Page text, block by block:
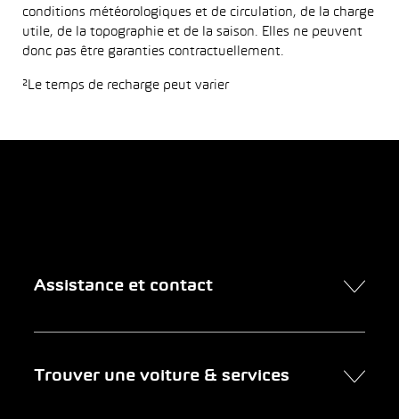
conditions météorologiques et de circulation, de la charge
utile, de la topographie et de la saison. Elles ne peuvent
donc pas être garanties contractuellement.
²Le temps de recharge peut varier
Assistance et contact
Trouver une voiture & services